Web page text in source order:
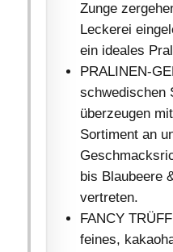
Zunge
Leckerei
ein ideales
PRALINEN-
schwedischen
überzeugen
Sortiment an
bis Blaubeere
vertreten.
FANCY
feines,